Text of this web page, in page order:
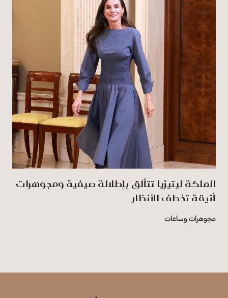
الملكة ليتيزيا تتألق بإطلالة صيفية ومجوهرات
أنيقة تخطف الأنظار
مجوهرات وساعات